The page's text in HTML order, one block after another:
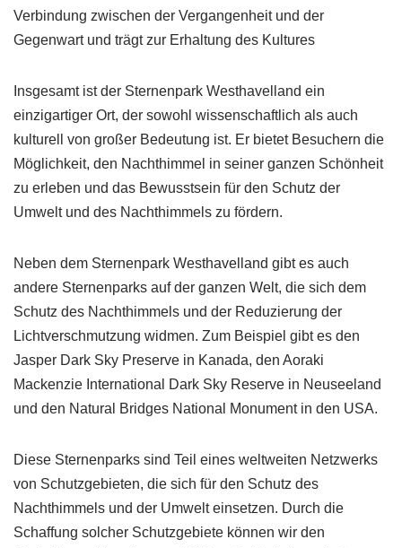
Verbindung zwischen der Vergangenheit und der
Gegenwart und trägt zur Erhaltung des Kultures
Insgesamt ist der Sternenpark Westhavelland ein
einzigartiger Ort, der sowohl wissenschaftlich als auch
kulturell von großer Bedeutung ist. Er bietet Besuchern die
Möglichkeit, den Nachthimmel in seiner ganzen Schönheit
zu erleben und das Bewusstsein für den Schutz der
Umwelt und des Nachthimmels zu fördern.
Neben dem Sternenpark Westhavelland gibt es auch
andere Sternenparks auf der ganzen Welt, die sich dem
Schutz des Nachthimmels und der Reduzierung der
Lichtverschmutzung widmen. Zum Beispiel gibt es den
Jasper Dark Sky Preserve in Kanada, den Aoraki
Mackenzie International Dark Sky Reserve in Neuseeland
und den Natural Bridges National Monument in den USA.
Diese Sternenparks sind Teil eines weltweiten Netzwerks
von Schutzgebieten, die sich für den Schutz des
Nachthimmels und der Umwelt einsetzen. Durch die
Schaffung solcher Schutzgebiete können wir den